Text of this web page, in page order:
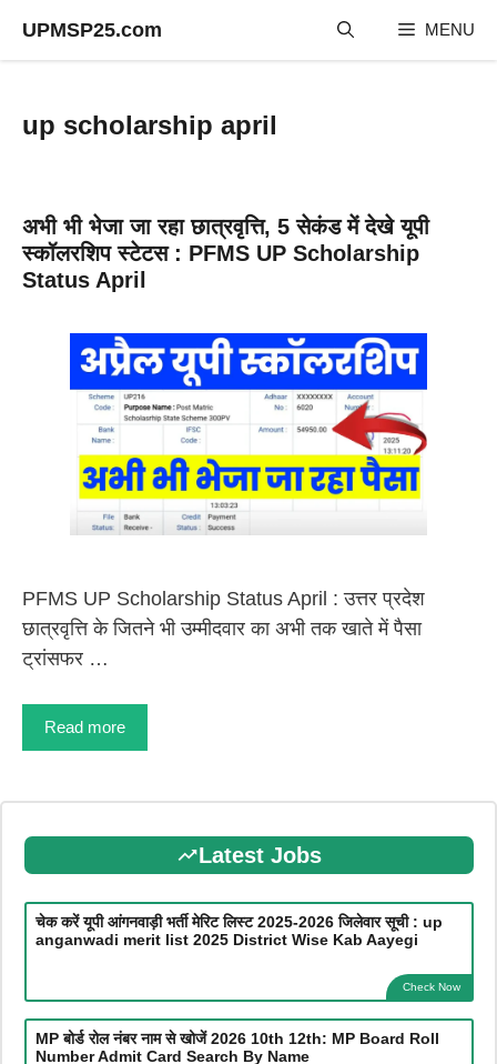
UPMSP25.com MENU
up scholarship april
अभी भी भेजा जा रहा छात्रवृत्ति, 5 सेकंड में देखे यूपी
स्कॉलरशिप स्टेटस : PFMS UP Scholarship
Status April
PFMS UP Scholarship Status April : उत्तर प्रदेश
छात्रवृत्ति के जितने भी उम्मीदवार का अभी तक खाते में पैसा
ट्रांसफर …
Read more
Latest Jobs
चेक करें यूपी आंगनवाड़ी भर्ती मेरिट लिस्ट 2025-2026 जिलेवार सूची : up
anganwadi merit list 2025 District Wise Kab Aayegi
Check Now
MP बोर्ड रोल नंबर नाम से खोजें 2026 10th 12th: MP Board Roll
Number Admit Card Search By Name